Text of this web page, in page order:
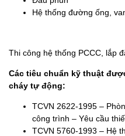
Hệ thống đường ống,
Thi công hệ thống PCCC, lắp
Các tiêu chuẩn kỹ thuật
cháy tự động:
TCVN 2622-1995 –
công trình – Yêu cầu
TCVN 5760-1993 – Hệ